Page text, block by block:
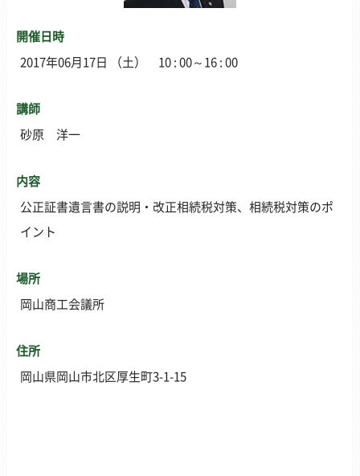
開催日時
2017年06月17日 （土） 10 : 00～16 : 00
講師
砂原 洋一
内容
公正証書遺言書の説明・改正相続税対策、相続税対策のポ
イント
場所
岡山商工会議所
住所
岡山県岡山市北区厚生町3-1-15